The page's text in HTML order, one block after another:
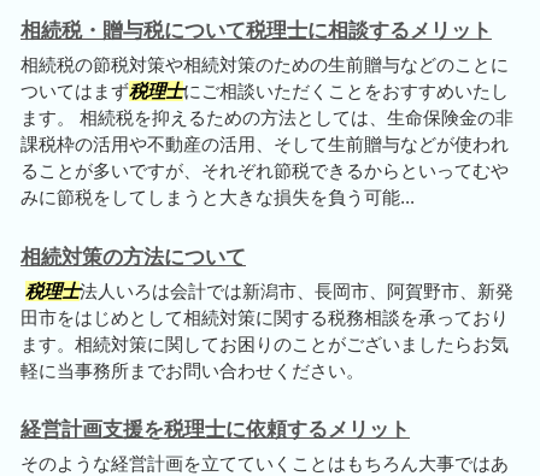
相続税・贈与税について税理士に相談するメリット
相続税の節税対策や相続対策のための生前贈与などのことに
ついてはまず税理士にご相談いただくことをおすすめいたし
ます。 相続税を抑えるための方法としては、生命保険金の非
課税枠の活用や不動産の活用、そして生前贈与などが使われ
ることが多いですが、それぞれ節税できるからといってむや
みに節税をしてしまうと大きな損失を負う可能...
相続対策の方法について
税理士法人いろは会計では新潟市、長岡市、阿賀野市、新発
田市をはじめとして相続対策に関する税務相談を承っており
ます。相続対策に関してお困りのことがございましたらお気
軽に当事務所までお問い合わせください。
経営計画支援を税理士に依頼するメリット
そのような経営計画を立てていくことはもちろん大事ではあ